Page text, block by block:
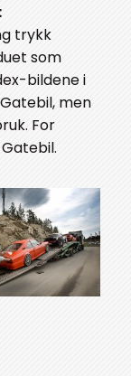
trykk
som
bildene i
men
For